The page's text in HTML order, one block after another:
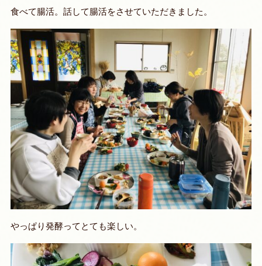
食べて腸活。話して腸活をさせていただきました。
やっぱり発酵ってとても楽しい。